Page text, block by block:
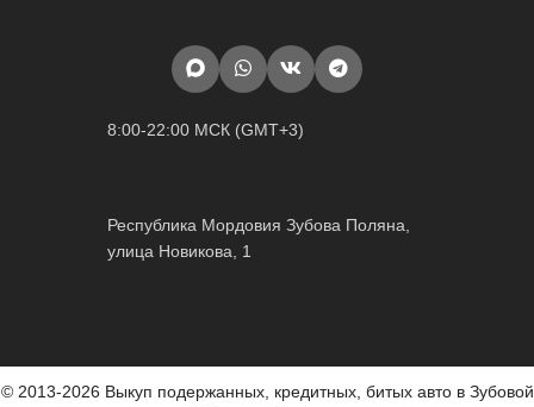
8:00-22:00 МСК (GMT+3)
Республика Мордовия Зубова Поляна,
улица Новикова, 1
© 2013-2026 Выкуп подержанных, кредитных, битых авто в Зубовой